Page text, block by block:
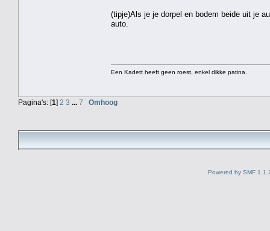
(tipje)Als je je dorpel en bodem beide uit je
auto.
Een Kadett heeft geen roest, enkel dikke patina.
Pagina's: [1] 2 3 ... 7 Omhoog
Powered by SMF